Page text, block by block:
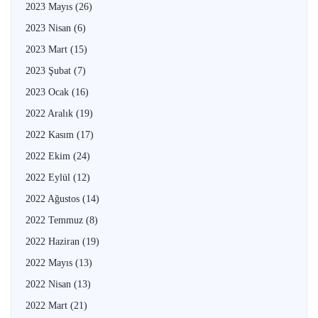
2023 Mayıs (26)
2023 Nisan (6)
2023 Mart (15)
2023 Şubat (7)
2023 Ocak (16)
2022 Aralık (19)
2022 Kasım (17)
2022 Ekim (24)
2022 Eylül (12)
2022 Ağustos (14)
2022 Temmuz (8)
2022 Haziran (19)
2022 Mayıs (13)
2022 Nisan (13)
2022 Mart (21)